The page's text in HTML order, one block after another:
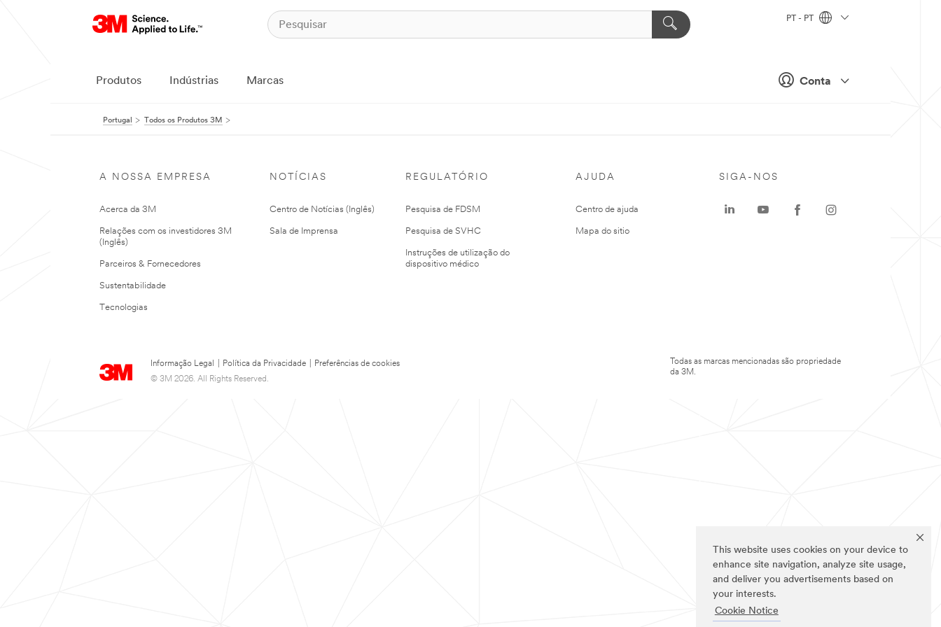
This website uses cookies on your device to
enhance site navigation, analyze site usage,
and deliver you advertisements based on
your interests.
Cookie Notice
Conta
PT - PT
Produtos Indústrias Marcas
Portugal Todos os Produtos 3M
A NOSSA EMPRESA
Acerca da 3M
Relações com os investidores 3M
(Inglês)
Parceiros & Fornecedores
Sustentabilidade
Tecnologias
NOTÍCIAS
Centro de Notícias (Inglês)
Sala de Imprensa
REGULATÓRIO
Pesquisa de FDSM
Pesquisa de SVHC
Instruções de utilização do
dispositivo médico
AJUDA
Centro de ajuda
Mapa do sitio
Informação Legal Política da Privacidade
Preferências de cookies
© 3M 2026. All Rights Reserved.
SIGA-NOS
Todas as marcas mencionadas são propriedade
da 3M.